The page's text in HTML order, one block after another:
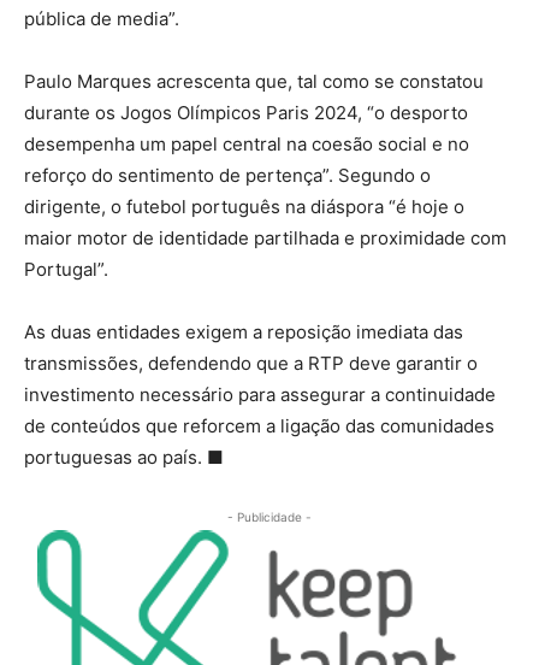
pública de media”.
Paulo Marques acrescenta que, tal como se constatou
durante os Jogos Olímpicos Paris 2024, “o desporto
desempenha um papel central na coesão social e no
reforço do sentimento de pertença”. Segundo o
dirigente, o futebol português na diáspora “é hoje o
maior motor de identidade partilhada e proximidade com
Portugal”.
As duas entidades exigem a reposição imediata das
transmissões, defendendo que a RTP deve garantir o
investimento necessário para assegurar a continuidade
de conteúdos que reforcem a ligação das comunidades
portuguesas ao país. ■
- Publicidade -